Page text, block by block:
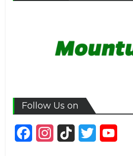
Follow Us on
FacebookInstagram
TikTok Twitter